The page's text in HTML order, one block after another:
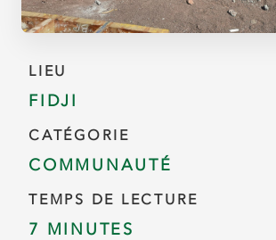
LIEU
FIDJI
CATÉGORIE
COMMUNAUTÉ
TEMPS DE LECTURE
7 MINUTES